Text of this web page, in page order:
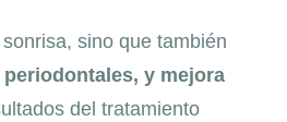
sino que también
y mejora
del tratamiento